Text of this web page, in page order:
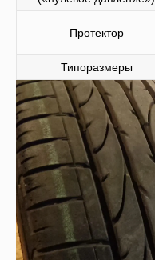
Протектор
Типоразмеры